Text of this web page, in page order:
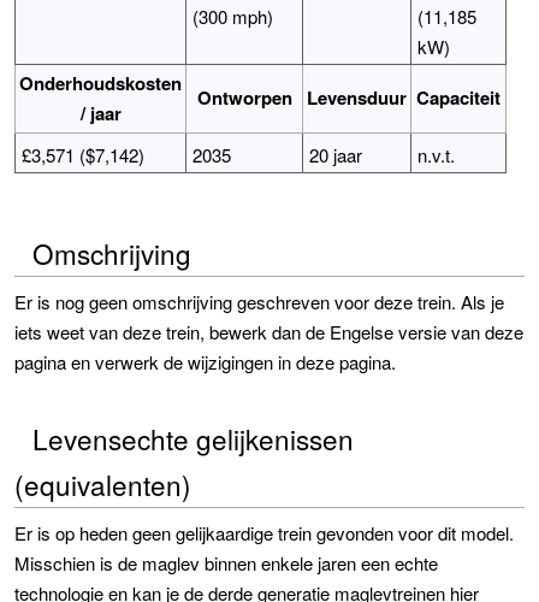
(300 mph)
(11,185
kW)
Onderhoudskosten
/ jaar
Ontworpen Levensduur Capaciteit
£3,571 ($7,142) 2035 20 jaar n.v.t.
Omschrijving
Er is nog geen omschrijving geschreven voor deze trein. Als je
iets weet van deze trein, bewerk dan de Engelse versie van deze
pagina en verwerk de wijzigingen in deze pagina.
Levensechte gelijkenissen
(equivalenten)
Er is op heden geen gelijkaardige trein gevonden voor dit model.
Misschien is de maglev binnen enkele jaren een echte
technologie en kan je de derde generatie maglevtreinen hier